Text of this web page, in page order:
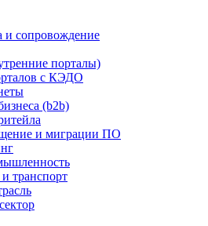
и сопровождение
порталы)
с КЭДО
(b2b)
и миграции ПО
транспорт